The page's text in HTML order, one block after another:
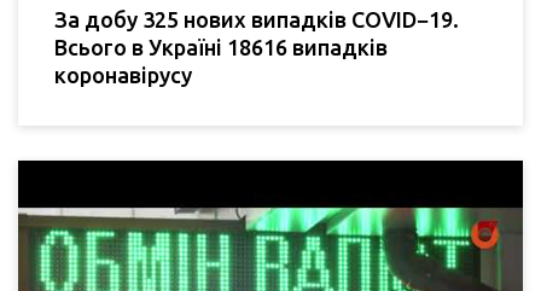
За добу 325 нових випадків COVID−19.
Всього в Україні 18616 випадків
коронавірусу